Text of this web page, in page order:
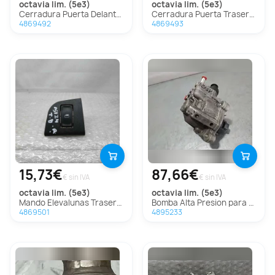
octavia lim. (5e3)
Cerradura Puerta Delantera Derecha para Skoda Octavia Lim. (5E3)
4869492
octavia lim. (5e3)
Cerradura Puerta Trasera Derecha para Skoda Octavia Lim. (5E3)
4869493
15,73€€ sin IVA
octavia lim. (5e3)
Mando Elevalunas Trasero Derecho para Skoda Octavia Lim. (5E3)
4869501
87,66€€ sin IVA
octavia lim. (5e3)
Bomba Alta Presion para Skoda Octavia Lim. (5E3)
4895233